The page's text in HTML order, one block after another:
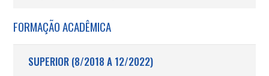
FORMAÇÃO ACADÊMICA
SUPERIOR (8/2018 A 12/2022)